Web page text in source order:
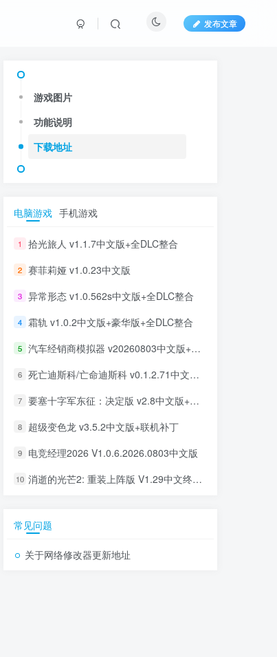
发布文章
游戏图片
功能说明
下载地址
电脑游戏 手机游戏
1 拾光旅人 v1.1.7中文版+全DLC整合
2 赛菲莉娅 v1.0.23中文版
3 异常形态 v1.0.562s中文版+全DLC整合
4 霜轨 v1.0.2中文版+豪华版+全DLC整合
5 汽车经销商模拟器 v20260803中文版+全DLC整合
6 死亡迪斯科/亡命迪斯科 v0.1.2.71中文版+全DLC整合
7 要塞十字军东征：决定版 v2.8中文版+全DLC整合
8 超级变色龙 v3.5.2中文版+联机补丁
9 电竞经理2026 V1.0.6.2026.0803中文版
10 消逝的光芒2: 重装上阵版 V1.29中文终极版+全DLC整合
常见问题
关于网络修改器更新地址